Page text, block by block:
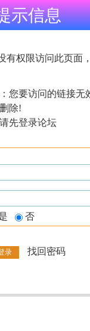
示信息
有权限访问此页面
您要访问的链接无
除!
先登录论坛
否
找回密码